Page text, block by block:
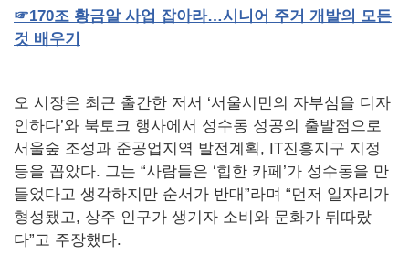
☞170조 황금알 사업 잡아라…시니어 주거 개발의 모든
것 배우기
오 시장은 최근 출간한 저서 ‘서울시민의 자부심을 디자
인하다’와 북토크 행사에서 성수동 성공의 출발점으로
서울숲 조성과 준공업지역 발전계획, IT진흥지구 지정
등을 꼽았다. 그는 “사람들은 ‘힙한 카페’가 성수동을 만
들었다고 생각하지만 순서가 반대”라며 “먼저 일자리가
형성됐고, 상주 인구가 생기자 소비와 문화가 뒤따랐
다”고 주장했다.